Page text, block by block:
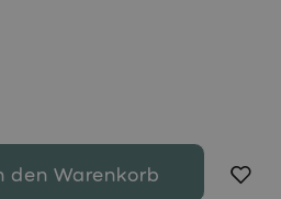
den Warenkorb